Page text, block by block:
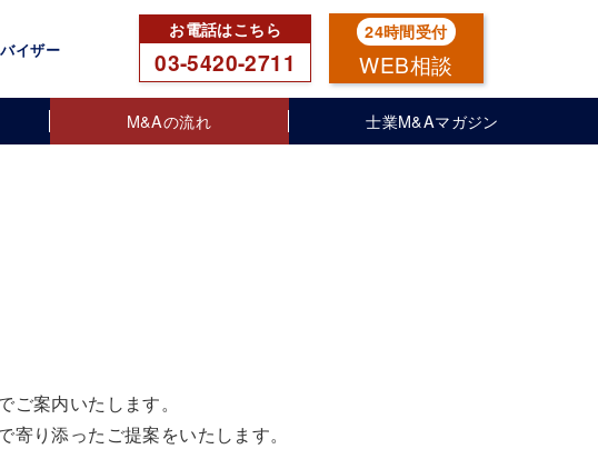
イザー 03-5420-2711 WEB相談
M&Aの流れ 士業M&Aマガジン
案内いたします。
り添ったご提案をいたします。